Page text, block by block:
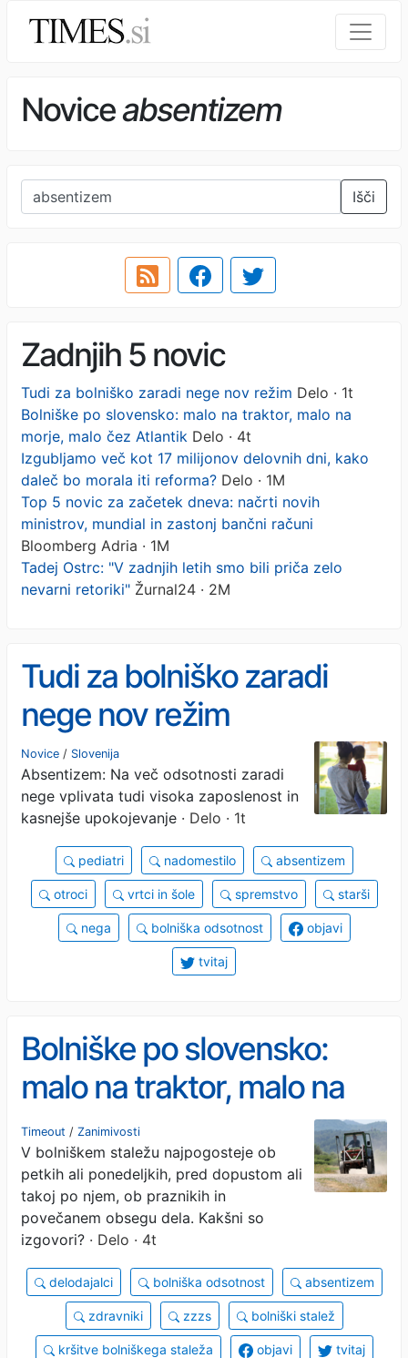
Noviceabsentizem
Išči
Zadnjih 5 novic
Tudi za bolniško zaradi nege nov režim Delo · 1t
Bolniške po slovensko: malo na traktor, malo na
morje, malo čez Atlantik Delo · 4t
Izgubljamo več kot 17 milijonov delovnih dni, kako
daleč bo morala iti reforma? Delo · 1M
Top 5 novic za začetek dneva: načrti novih
ministrov, mundial in zastonj bančni računi
Bloomberg Adria · 1M
Tadej Ostrc: "V zadnjih letih smo bili priča zelo
nevarni retoriki" Žurnal24 · 2M
Tudi za bolniško zaradi
nege nov režim
Novice / Slovenija
Absentizem: Na več odsotnosti zaradi
nege vplivata tudi visoka zaposlenost in
kasnejše upokojevanje · Delo · 1t
pediatri nadomestilo absentizem
otroci vrtci in šole spremstvo starši
nega bolniška odsotnost objavi
tvitaj
Bolniške po slovensko:
malo na traktor, malo na
morje, malo čez Atlantik
Timeout / Zanimivosti
V bolniškem staležu najpogosteje ob
petkih ali ponedeljkih, pred dopustom ali
takoj po njem, ob praznikih in
povečanem obsegu dela. Kakšni so
izgovori? · Delo · 4t
delodajalci bolniška odsotnost absentizem
zdravniki zzzs bolniški stalež
kršitve bolniškega staleža objavi tvitaj